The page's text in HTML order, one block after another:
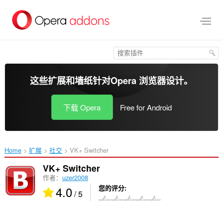
这些扩展和墙纸针对Opera 浏览器设计。
下载 Opera Free for Android
Home 扩展 社交 VK+ Switcher‎
VK+ Switcher
作者： uzer2008
4.0/ 5 您的评分